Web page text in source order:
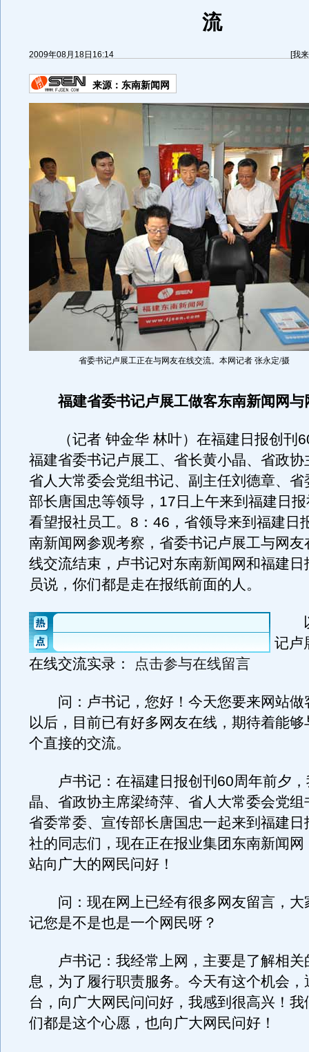
流
2009年08月18日16:14 [我
来源： 东南新闻网
省委书记卢展工正在与网友在线交流。本网记者 张永定/摄
福建省委书记卢展工做客东南新闻网与
（记者 钟金华 林叶）在福建日报创刊
福建省委书记卢展工、省长黄小晶、省政协
省人大常委会党组书记、副主任刘德章、省
部长唐国忠等领导，17日上午来到福建日
看望报社员工。8：46，省领导来到福建日
南新闻网参观考察，省委书记卢展工与网友
线交流结束，卢书记对东南新闻网和福建日
员说，你们都是走在报纸前面的人。
以
记卢
在线交流实录：
点击参与在线留言
问：卢书记，您好！今天您要来网站做
以后，目前已有好多网友在线，期待着能
个直接的交流。
卢书记：在福建日报创刊60周年前夕，
晶、省政协主席梁绮萍、省人大常委会党组
省委常委、宣传部长唐国忠一起来到福建日
社的同志们，现在正在报业集团东南新闻网
站向广大的网民问好！
问：现在网上已经有很多网友留言，大
记您是不是也是一个网民呀？
卢书记：我经常上网，主要是了解相关
息，为了履行职责服务。今天有这个机会，
台，向广大网民问问好，我感到很高兴！
们都是这个心愿，也向广大网民问好！